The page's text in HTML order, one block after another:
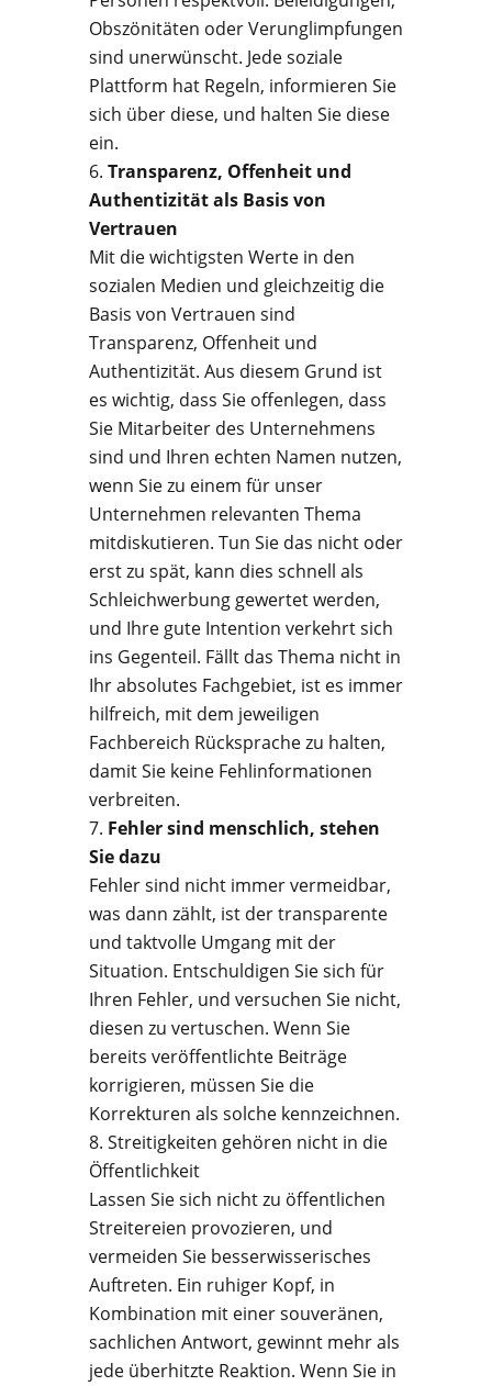
Obszönitäten oder Verunglimpfungen
sind unerwünscht. Jede soziale
Plattform hat Regeln, informieren Sie
sich über diese, und halten Sie diese
ein.
Transparenz, Offenheit und
Authentizität als Basis von
Vertrauen
Mit die wichtigsten Werte in den
sozialen Medien und gleichzeitig die
Basis von Vertrauen sind
Transparenz, Offenheit und
Authentizität. Aus diesem Grund ist
es wichtig, dass Sie offenlegen, dass
Sie Mitarbeiter des Unternehmens
sind und Ihren echten Namen nutzen,
wenn Sie zu einem für unser
Unternehmen relevanten Thema
mitdiskutieren. Tun Sie das nicht oder
erst zu spät, kann dies schnell als
Schleichwerbung gewertet werden,
und Ihre gute Intention verkehrt sich
ins Gegenteil. Fällt das Thema nicht in
Ihr absolutes Fachgebiet, ist es immer
hilfreich, mit dem jeweiligen
Fachbereich Rücksprache zu halten,
damit Sie keine Fehlinformationen
verbreiten.
Fehler sind menschlich, stehen
Sie dazu
Fehler sind nicht immer vermeidbar,
was dann zählt, ist der transparente
und taktvolle Umgang mit der
Situation. Entschuldigen Sie sich für
Ihren Fehler, und versuchen Sie nicht,
diesen zu vertuschen. Wenn Sie
bereits veröffentlichte Beiträge
korrigieren, müssen Sie die
Korrekturen als solche kennzeichnen.
Streitigkeiten gehören nicht in die
Öffentlichkeit
Lassen Sie sich nicht zu öffentlichen
Streitereien provozieren, und
vermeiden Sie besserwisserisches
Auftreten. Ein ruhiger Kopf, in
Kombination mit einer souveränen,
sachlichen Antwort, gewinnt mehr als
jede überhitzte Reaktion. Wenn Sie in